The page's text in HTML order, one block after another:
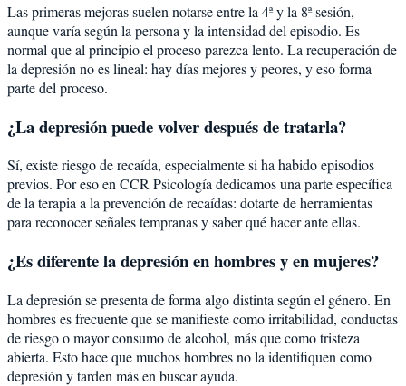
Las primeras mejoras suelen notarse entre la 4ª y la 8ª sesión,
aunque varía según la persona y la intensidad del episodio. Es
normal que al principio el proceso parezca lento. La recuperación de
la depresión no es lineal: hay días mejores y peores, y eso forma
parte del proceso.
¿La depresión puede volver después de tratarla?
Sí, existe riesgo de recaída, especialmente si ha habido episodios
previos. Por eso en CCR Psicología dedicamos una parte específica
de la terapia a la prevención de recaídas: dotarte de herramientas
para reconocer señales tempranas y saber qué hacer ante ellas.
¿Es diferente la depresión en hombres y en mujeres?
La depresión se presenta de forma algo distinta según el género. En
hombres es frecuente que se manifieste como irritabilidad, conductas
de riesgo o mayor consumo de alcohol, más que como tristeza
abierta. Esto hace que muchos hombres no la identifiquen como
depresión y tarden más en buscar ayuda.